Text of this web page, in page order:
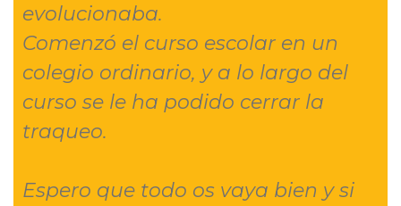
evolucionaba.
Comenzó el curso escolar en un
colegio ordinario, y a lo largo del
curso se le ha podido cerrar la
traqueo.
Espero que todo os vaya bien y si